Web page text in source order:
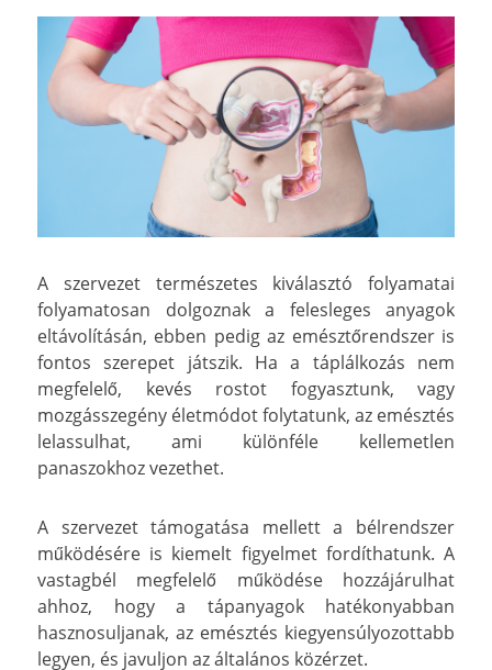
A szervezet természetes kiválasztó folyamatai
folyamatosan dolgoznak a felesleges anyagok
eltávolításán, ebben pedig az emésztőrendszer is
fontos szerepet játszik. Ha a táplálkozás nem
megfelelő, kevés rostot fogyasztunk, vagy
mozgásszegény életmódot folytatunk, az emésztés
lelassulhat, ami különféle kellemetlen
panaszokhoz vezethet.
A szervezet támogatása mellett a bélrendszer
működésére is kiemelt figyelmet fordíthatunk. A
vastagbél megfelelő működése hozzájárulhat
ahhoz, hogy a tápanyagok hatékonyabban
hasznosuljanak, az emésztés kiegyensúlyozottabb
legyen, és javuljon az általános közérzet.